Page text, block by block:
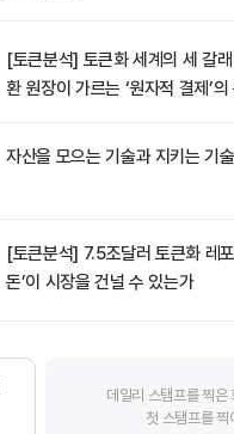
[토큰분석] 토큰화 세계의 세 갈
환 원장이 가르는 ‘원자적 결제’의
자산을 모으는 기술과 지키는 기
[토큰분석] 7.5조달러 토큰화 레
돈’이 시장을 건널 수 있는가
데일리 스탬프를 찍은
첫 스탬프를 찍